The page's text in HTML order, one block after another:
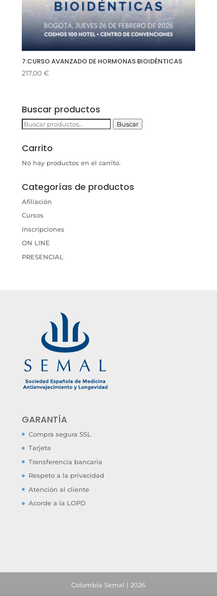
7.CURSO AVANZADO DE HORMONAS BIOIDÉNTICAS
217,00 €
Buscar productos
Buscar
Buscar
Carrito
No hay productos en el carrito.
Categorías de productos
Afiliación
Cursos
Inscripciones
ON LINE
PRESENCIAL
GARANTÍA
Compra segura SSL
Tarjeta
Transferencia bancaria
Respeto a la privacidad
Atención al cliente
Acorde a la LOPD
Colombia Semal | 2026